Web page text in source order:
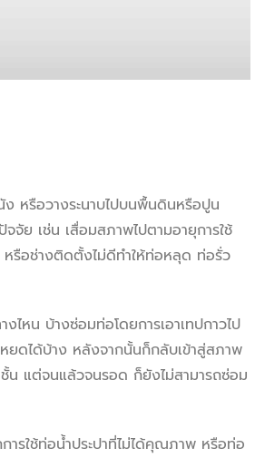
หรือวางระนาบไปบนพื้นดินหรือปูน
ย เช่น เสื่อมสภาพไปตามอายุการใช้
รือช่างติดตั้งไม่ดีทำให้ท่อหลุด ท่อรั่ว
ไหน บ้างซ่อมท่อโดยการเอาเทปกาวไป
ดได้บ้าง หลังจากนั้นก็กลับเข้าสู่สภาพ
น แต่จนแล้วจนรอด ก็ยังไม่สามารถซ่อม
รใช้ท่อน้ำประปาที่ไม่ได้คุณภาพ หรือท่อ